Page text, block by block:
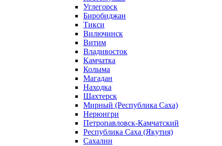
Углегорск
Биробиджан
Тикси
Вилючинск
Витим
Владивосток
Камчатка
Колыма
Магадан
Находка
Шахтерск
Мирный (Республика Саха)
Нерюнгри
Петропавловск-Камчатский
Республика Саха (Якутия)
Сахалин